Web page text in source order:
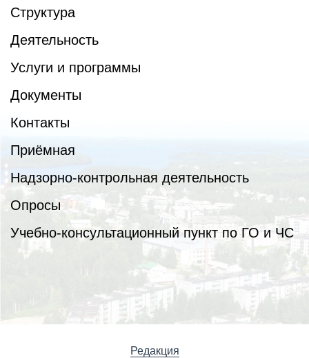
Структура
Деятельность
Услуги и программы
Документы
Контакты
Приёмная
Надзорно-контрольная деятельность
Опросы
Учебно-консультационный пункт по ГО и ЧС
Редакция